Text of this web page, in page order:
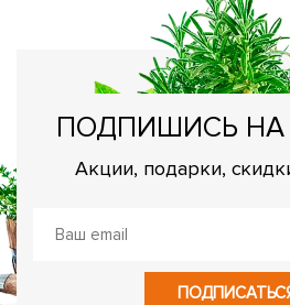
ПОДПИШИСЬ НА
Акции, подарки,